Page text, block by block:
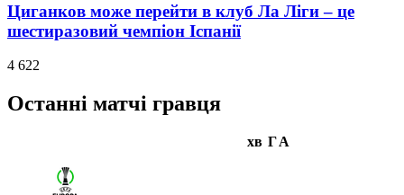
Циганков може перейти в клуб Ла Ліги – це
шестиразовий чемпіон Іспанії
4 622
Останні матчі гравця
хв ГА